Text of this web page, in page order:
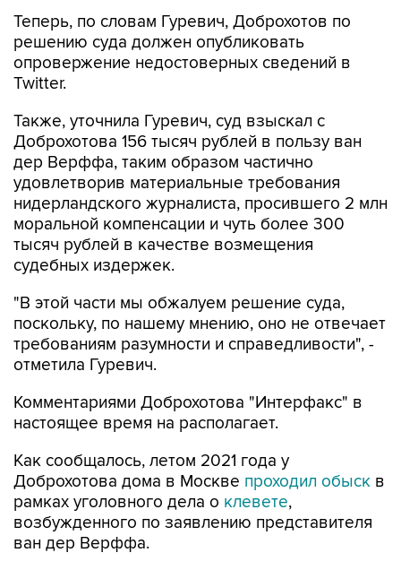
Теперь, по словам Гуревич, Доброхотов по
решению суда должен опубликовать
опровержение недостоверных сведений в
Twitter.
Также, уточнила Гуревич, суд взыскал с
Доброхотова 156 тысяч рублей в пользу ван
дер Верффа, таким образом частично
удовлетворив материальные требования
нидерландского журналиста, просившего 2 млн
моральной компенсации и чуть более 300
тысяч рублей в качестве возмещения
судебных издержек.
"В этой части мы обжалуем решение суда,
поскольку, по нашему мнению, оно не отвечает
требованиям разумности и справедливости", -
отметила Гуревич.
Комментариями Доброхотова "Интерфакс" в
настоящее время на располагает.
Как сообщалось, летом 2021 года у
Доброхотова дома в Москве проходил обыск в
рамках уголовного дела о клевете,
возбужденного по заявлению представителя
ван дер Верффа.